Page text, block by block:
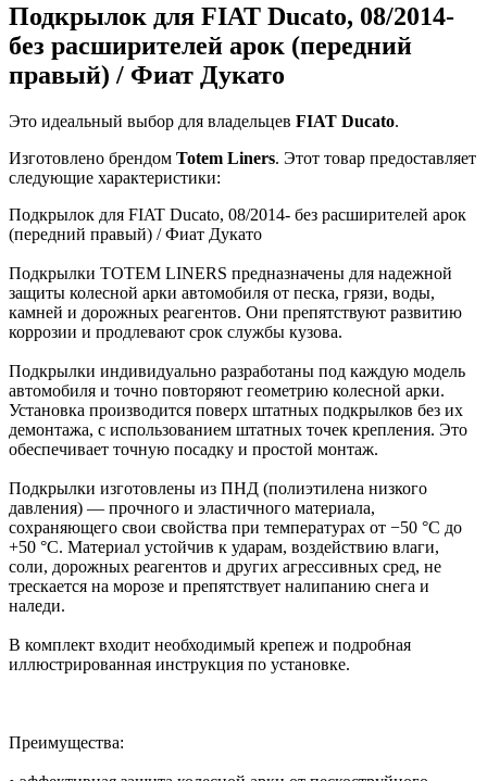
Подкрылок для FIAT Ducato, 08/2014-
без расширителей арок (передний
правый) / Фиат Дукато
Это идеальный выбор для владельцев FIAT Ducato.
Изготовлено брендом Totem Liners. Этот товар предоставляет
следующие характеристики:
Подкрылок для FIAT Ducato, 08/2014- без расширителей арок
(передний правый) / Фиат Дукато
Подкрылки TOTEM LINERS предназначены для надежной
защиты колесной арки автомобиля от песка, грязи, воды,
камней и дорожных реагентов. Они препятствуют развитию
коррозии и продлевают срок службы кузова.
Подкрылки индивидуально разработаны под каждую модель
автомобиля и точно повторяют геометрию колесной арки.
Установка производится поверх штатных подкрылков без их
демонтажа, с использованием штатных точек крепления. Это
обеспечивает точную посадку и простой монтаж.
Подкрылки изготовлены из ПНД (полиэтилена низкого
давления) — прочного и эластичного материала,
сохраняющего свои свойства при температурах от −50 °C до
+50 °C. Материал устойчив к ударам, воздействию влаги,
соли, дорожных реагентов и других агрессивных сред, не
трескается на морозе и препятствует налипанию снега и
наледи.
В комплект входит необходимый крепеж и подробная
иллюстрированная инструкция по установке.
Преимущества: